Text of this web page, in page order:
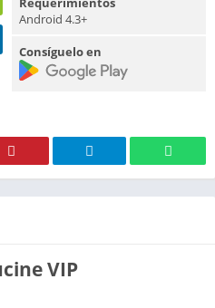
Android 4.3+
Consíguelo en
VIP